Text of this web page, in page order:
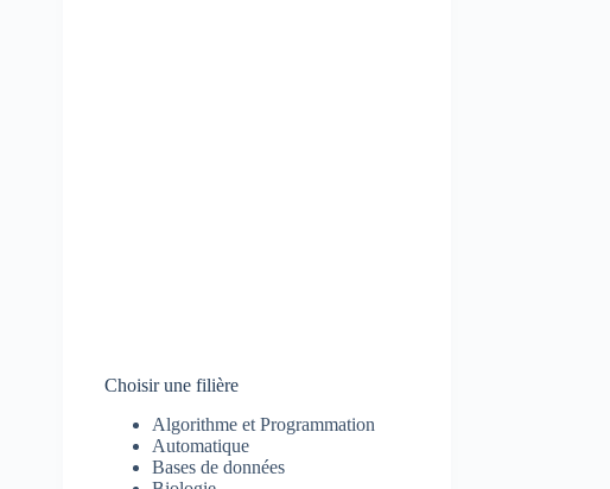
Choisir une filière
Algorithme et Programmation
Automatique
Bases de données